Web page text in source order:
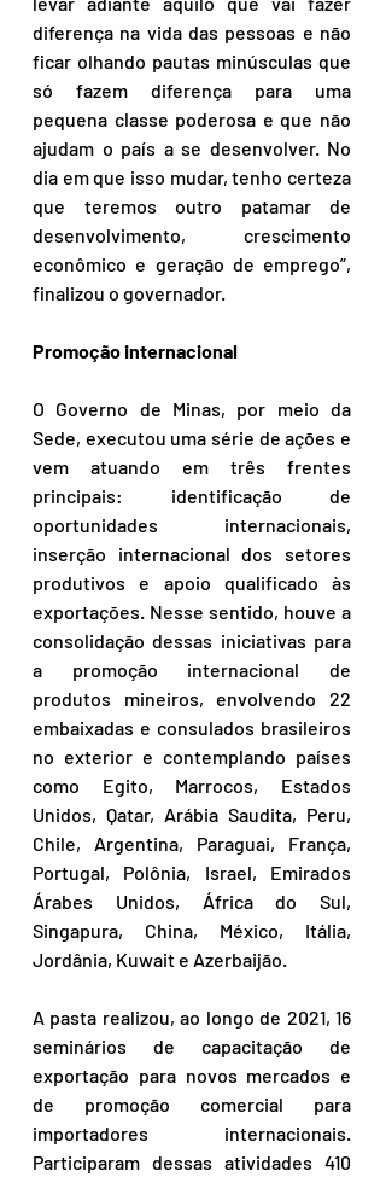
diferença na vida das pessoas e não
ficar olhando pautas minúsculas que
só fazem diferença para uma
pequena classe poderosa e que não
ajudam o país a se desenvolver. No
dia em que isso mudar, tenho certeza
que teremos outro patamar de
desenvolvimento, crescimento
econômico e geração de emprego”,
finalizou o governador.
Promoção internacional
O Governo de Minas, por meio da
Sede, executou uma série de ações e
vem atuando em três frentes
principais: identificação de
oportunidades internacionais,
inserção internacional dos setores
produtivos e apoio qualificado às
exportações. Nesse sentido, houve a
consolidação dessas iniciativas para
a promoção internacional de
produtos mineiros, envolvendo 22
embaixadas e consulados brasileiros
no exterior e contemplando países
como Egito, Marrocos, Estados
Unidos, Qatar, Arábia Saudita, Peru,
Chile, Argentina, Paraguai, França,
Portugal, Polônia, Israel, Emirados
Árabes Unidos, África do Sul,
Singapura, China, México, Itália,
Jordânia, Kuwait e Azerbaijão.
A pasta realizou, ao longo de 2021, 16
seminários de capacitação de
exportação para novos mercados e
de promoção comercial para
importadores internacionais.
Participaram dessas atividades 410